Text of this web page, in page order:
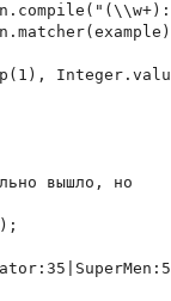
вышло, но